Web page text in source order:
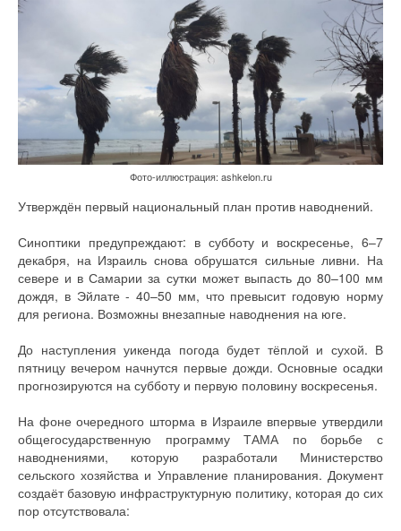
Фото-иллюстрация: ashkelon.ru
Утверждён первый национальный план против наводнений.
Синоптики предупреждают: в субботу и воскресенье, 6–7
декабря, на Израиль снова обрушатся сильные ливни. На
севере и в Самарии за сутки может выпасть до 80–100 мм
дождя, в Эйлате - 40–50 мм, что превысит годовую норму
для региона. Возможны внезапные наводнения на юге.
До наступления уикенда погода будет тёплой и сухой. В
пятницу вечером начнутся первые дожди. Основные осадки
прогнозируются на субботу и первую половину воскресенья.
На фоне очередного шторма в Израиле впервые утвердили
общегосударственную программу ТАМА по борьбе с
наводнениями, которую разработали Министерство
сельского хозяйства и Управление планирования. Документ
создаёт базовую инфраструктурную политику, которая до сих
пор отсутствовала: